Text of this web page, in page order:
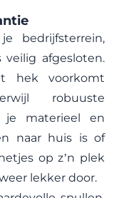
bedrijfsterrein,
veilig afgesloten.
hek voorkomt
robuuste
je materieel en
naar huis is of
op z’n plek
lekker door.